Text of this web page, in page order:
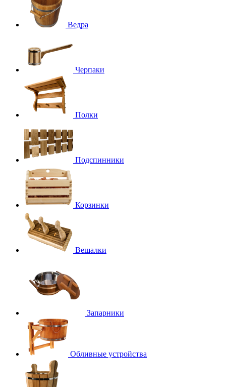
Ведра
Черпаки
Полки
Подспинники
Корзинки
Вешалки
Запарники
Обливные устройства